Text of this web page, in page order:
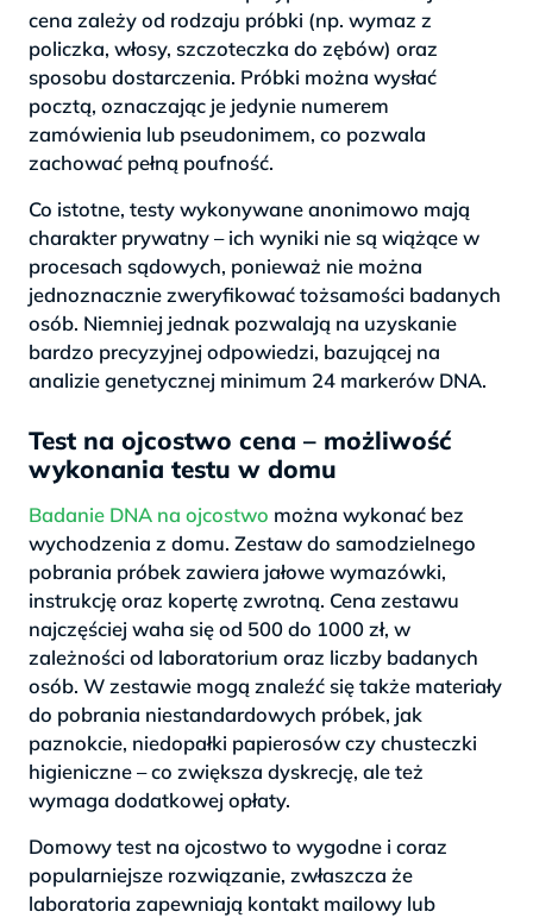
cena zależy od rodzaju próbki (np. wymaz z
policzka, włosy, szczoteczka do zębów) oraz
sposobu dostarczenia. Próbki można wysłać
pocztą, oznaczając je jedynie numerem
zamówienia lub pseudonimem, co pozwala
zachować pełną poufność.
Co istotne, testy wykonywane anonimowo mają
charakter prywatny – ich wyniki nie są wiążące w
procesach sądowych, ponieważ nie można
jednoznacznie zweryfikować tożsamości badanych
osób. Niemniej jednak pozwalają na uzyskanie
bardzo precyzyjnej odpowiedzi, bazującej na
analizie genetycznej minimum 24 markerów DNA.
Test na ojcostwo cena – możliwość
wykonania testu w domu
Badanie DNA na ojcostwo można wykonać bez
wychodzenia z domu. Zestaw do samodzielnego
pobrania próbek zawiera jałowe wymazówki,
instrukcję oraz kopertę zwrotną. Cena zestawu
najczęściej waha się od 500 do 1000 zł, w
zależności od laboratorium oraz liczby badanych
osób. W zestawie mogą znaleźć się także materiały
do pobrania niestandardowych próbek, jak
paznokcie, niedopałki papierosów czy chusteczki
higieniczne – co zwiększa dyskrecję, ale też
wymaga dodatkowej opłaty.
Domowy test na ojcostwo to wygodne i coraz
popularniejsze rozwiązanie, zwłaszcza że
laboratoria zapewniają kontakt mailowy lub